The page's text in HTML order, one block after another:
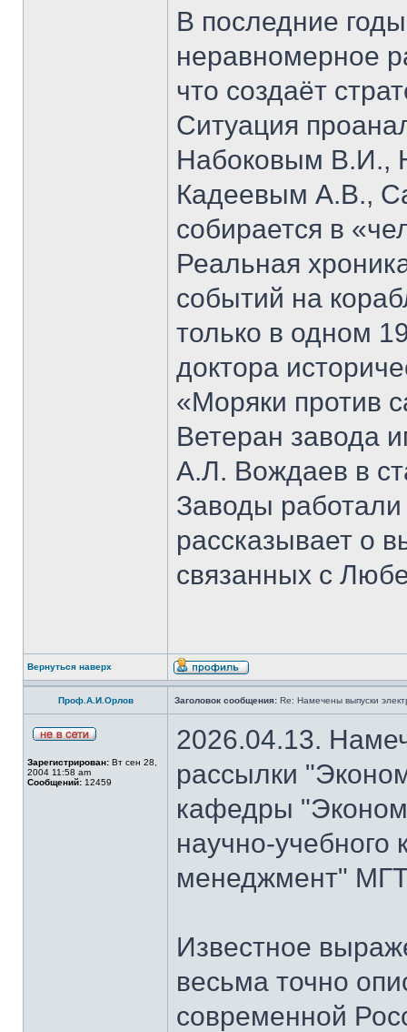
В последние
неравномерное
что создаёт
Ситуация
Набоковым В.И.,
Кадеевым А.В.,
собирается в
Реальная
событий на
только в одном
доктора
«Моряки против
Ветеран завода
А.Л. Вождаев в
Заводы
рассказывает о
связанных с
Вернуться наверх
Проф.А.И.Орлов Заголовок сообщения: Re: Намечены выпуски
Зарегистрирован: Вт сен 28,
2004 11:58 am
Сообщений: 12459
2026.04.13.
рассылки
кафедры
научно-
менеджмент"
Известное
весьма точно
современной